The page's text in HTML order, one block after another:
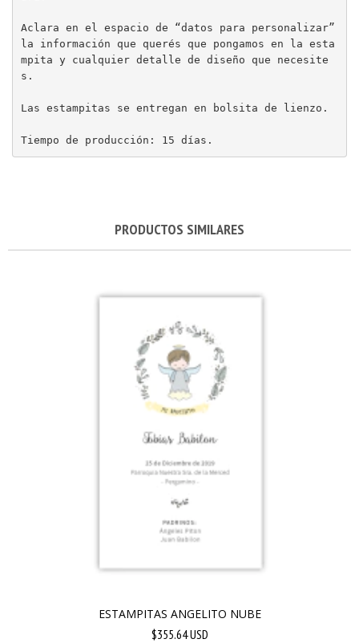
Aclara en el espacio de “datos para personalizar”
la información que querés que pongamos en la esta
mpita y cualquier detalle de diseño que necesite
s.
Las estampitas se entregan en bolsita de lienzo.
Tiempo de producción: 15 días.
PRODUCTOS SIMILARES
ESTAMPITAS ANGELITO NUBE
$355.64 USD